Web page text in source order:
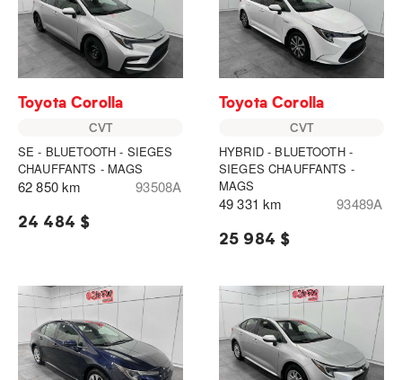
Toyota Corolla
CVT
SE - BLUETOOTH - SIEGES
CHAUFFANTS - MAGS
62 850 km 93508A
24 484 $
Toyota Corolla
CVT
HYBRID - BLUETOOTH -
SIEGES CHAUFFANTS -
MAGS
49 331 km 93489A
25 984 $